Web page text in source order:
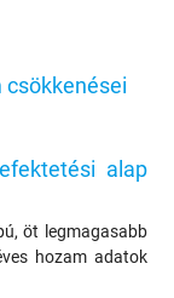
alap
öt legmagasabb
hozam adatok